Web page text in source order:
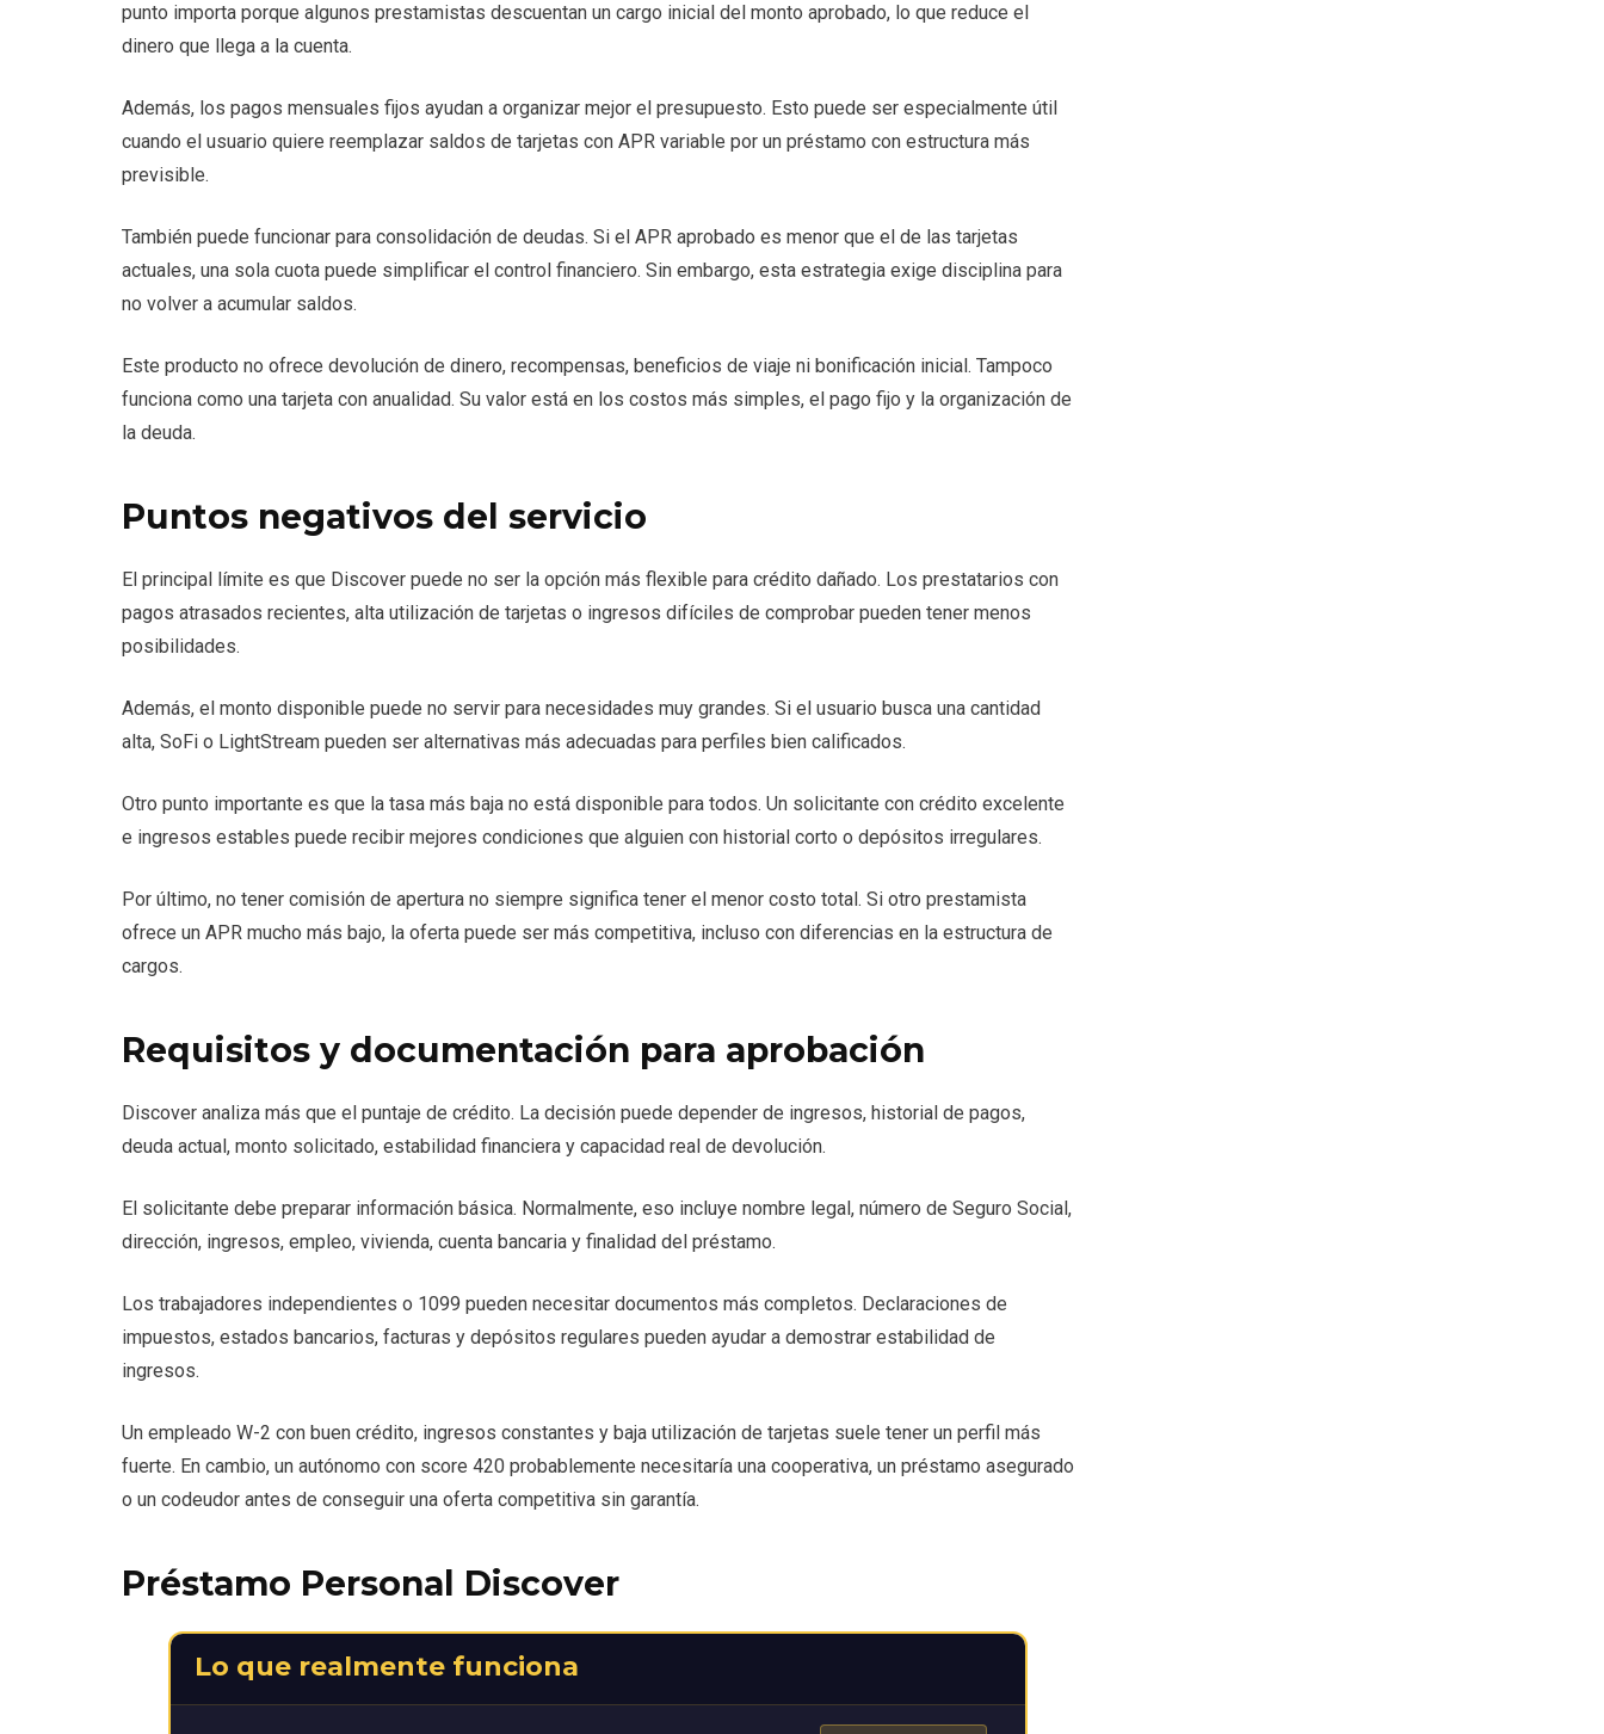
punto importa porque algunos prestamistas descuentan un cargo inicial del monto aprobado, lo que reduce el
dinero que llega a la cuenta.
Además, los pagos mensuales fijos ayudan a organizar mejor el presupuesto. Esto puede ser especialmente útil
cuando el usuario quiere reemplazar saldos de tarjetas con APR variable por un préstamo con estructura más
previsible.
También puede funcionar para consolidación de deudas. Si el APR aprobado es menor que el de las tarjetas
actuales, una sola cuota puede simplificar el control financiero. Sin embargo, esta estrategia exige disciplina para
no volver a acumular saldos.
Este producto no ofrece devolución de dinero, recompensas, beneficios de viaje ni bonificación inicial. Tampoco
funciona como una tarjeta con anualidad. Su valor está en los costos más simples, el pago fijo y la organización de
la deuda.
Puntos negativos del servicio
El principal límite es que Discover puede no ser la opción más flexible para crédito dañado. Los prestatarios con
pagos atrasados recientes, alta utilización de tarjetas o ingresos difíciles de comprobar pueden tener menos
posibilidades.
Además, el monto disponible puede no servir para necesidades muy grandes. Si el usuario busca una cantidad
alta, SoFi o LightStream pueden ser alternativas más adecuadas para perfiles bien calificados.
Otro punto importante es que la tasa más baja no está disponible para todos. Un solicitante con crédito excelente
e ingresos estables puede recibir mejores condiciones que alguien con historial corto o depósitos irregulares.
Por último, no tener comisión de apertura no siempre significa tener el menor costo total. Si otro prestamista
ofrece un APR mucho más bajo, la oferta puede ser más competitiva, incluso con diferencias en la estructura de
cargos.
Requisitos y documentación para aprobación
Discover analiza más que el puntaje de crédito. La decisión puede depender de ingresos, historial de pagos,
deuda actual, monto solicitado, estabilidad financiera y capacidad real de devolución.
El solicitante debe preparar información básica. Normalmente, eso incluye nombre legal, número de Seguro Social,
dirección, ingresos, empleo, vivienda, cuenta bancaria y finalidad del préstamo.
Los trabajadores independientes o 1099 pueden necesitar documentos más completos. Declaraciones de
impuestos, estados bancarios, facturas y depósitos regulares pueden ayudar a demostrar estabilidad de
ingresos.
Un empleado W-2 con buen crédito, ingresos constantes y baja utilización de tarjetas suele tener un perfil más
fuerte. En cambio, un autónomo con score 420 probablemente necesitaría una cooperativa, un préstamo asegurado
o un codeudor antes de conseguir una oferta competitiva sin garantía.
Préstamo Personal Discover
Lo que realmente funciona